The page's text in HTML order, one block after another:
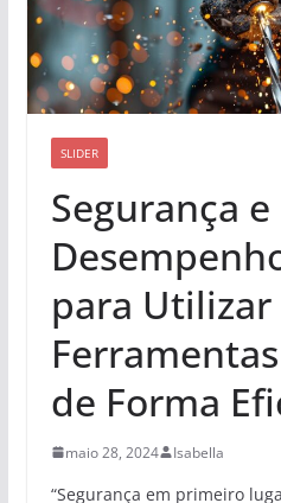
SLIDER
Segurança e
para Utilizar
de Forma
maio 28, 2024 Isabella
“Segurança em primeiro